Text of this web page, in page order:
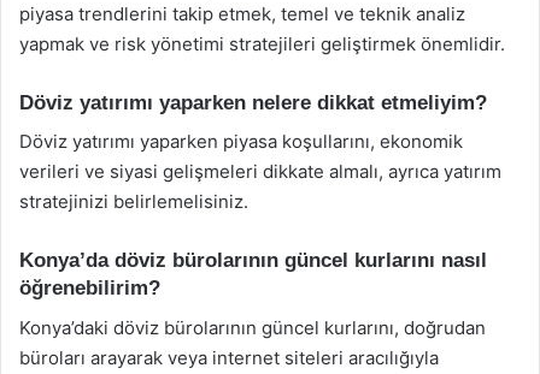
piyasa trendlerini takip etmek, temel ve teknik analiz
yapmak ve risk yönetimi stratejileri geliştirmek önemlidir.
Döviz yatırımı yaparken nelere dikkat etmeliyim?
Döviz yatırımı yaparken piyasa koşullarını, ekonomik
verileri ve siyasi gelişmeleri dikkate almalı, ayrıca yatırım
stratejinizi belirlemelisiniz.
Konya’da döviz bürolarının güncel kurlarını nasıl
öğrenebilirim?
Konya’daki döviz bürolarının güncel kurlarını, doğrudan
büroları arayarak veya internet siteleri aracılığıyla